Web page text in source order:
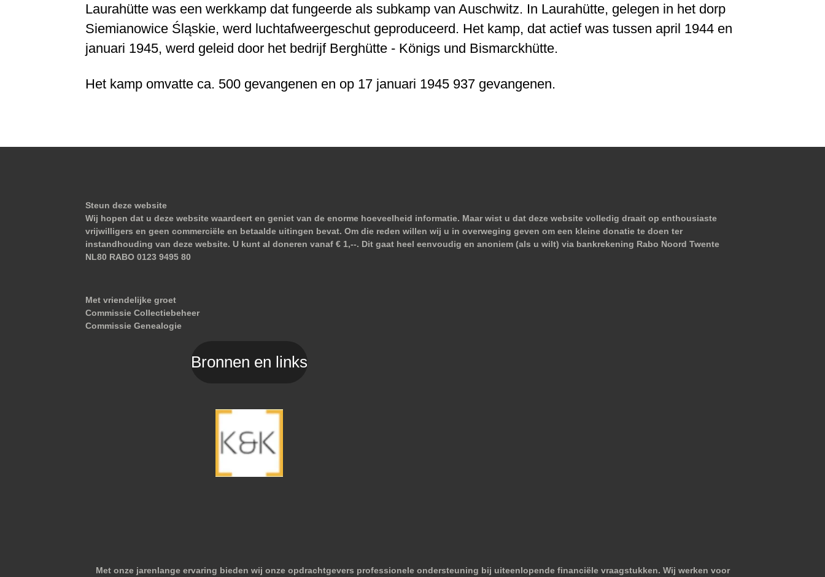
Laurahütte was een werkkamp dat fungeerde als subkamp van Auschwitz. In Laurahütte, gelegen in het dorp
Siemianowice Śląskie, werd luchtafweergeschut geproduceerd. Het kamp, dat actief was tussen april 1944 en
januari 1945, werd geleid door het bedrijf Berghütte - Königs und Bismarckhütte.
Het kamp omvatte ca. 500 gevangenen en op 17 januari 1945 937 gevangenen.
Steun deze website
Wij hopen dat u deze website waardeert en geniet van de enorme hoeveelheid informatie. Maar wist u dat deze website volledig draait op enthousiaste
vrijwilligers en geen commerciële en betaalde uitingen bevat. Om die reden willen wij u in overweging geven om een kleine donatie te doen ter
instandhouding van deze website. U kunt al doneren vanaf € 1,--. Dit gaat heel eenvoudig en anoniem (als u wilt) via bankrekening Rabo Noord Twente
NL80 RABO 0123 9495 80
Met vriendelijke groet
Commissie Collectiebeheer
Commissie Genealogie
Bronnen en links
Met onze jarenlange ervaring bieden wij onze opdrachtgevers professionele ondersteuning bij uiteenlopende financiële vraagstukken. Wij werken voor